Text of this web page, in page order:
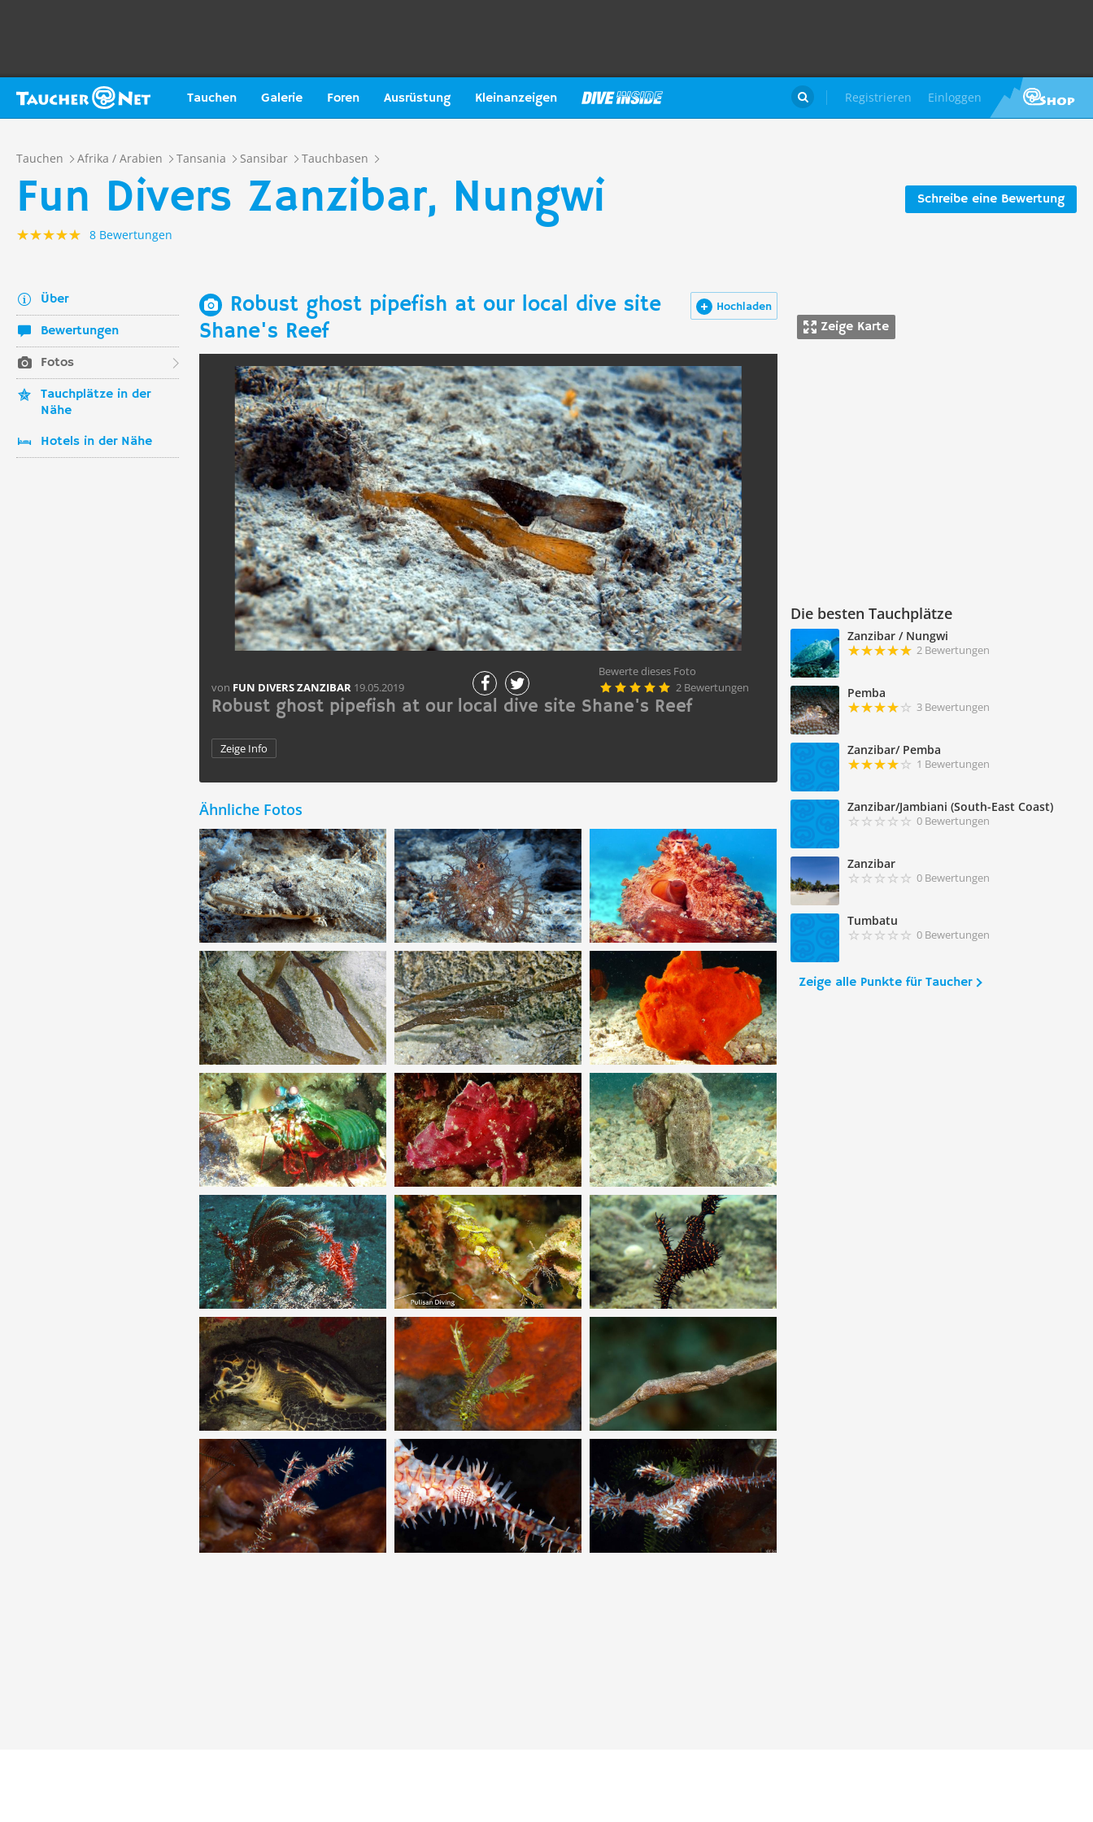
Tauchen Galerie Foren Ausrüstung Kleinanzeigen Registrieren Einloggen

Tauchen Afrika / Arabien Tansania Sansibar Tauchbasen
Schreibe eine Bewertung
Fun Divers Zanzibar, Nungwi
8 Bewertungen
Über
Bewertungen
Fotos
Tauchplätze in der
Nähe
Hotels in der Nähe
Zeige Karte
Die besten Tauchplätze
Zanzibar / Nungwi
2 Bewertungen
Pemba
3 Bewertungen
Zanzibar/ Pemba
1 Bewertungen
Zanzibar/Jambiani (South-East Coast)
0 Bewertungen
Zanzibar
0 Bewertungen
Tumbatu
0 Bewertungen
Zeige alle Punkte für Taucher
Hochladen
Robust ghost pipefish at our local dive site
Shane's Reef
von FUN DIVERS ZANZIBAR 19.05.2019
Bewerte dieses Foto
     2 Bewertungen
Robust ghost pipefish at our local dive site Shane's Reef
Zeige Info
Ähnliche Fotos